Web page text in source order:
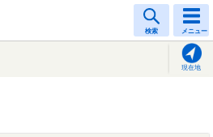
検索 メニュー
現在地